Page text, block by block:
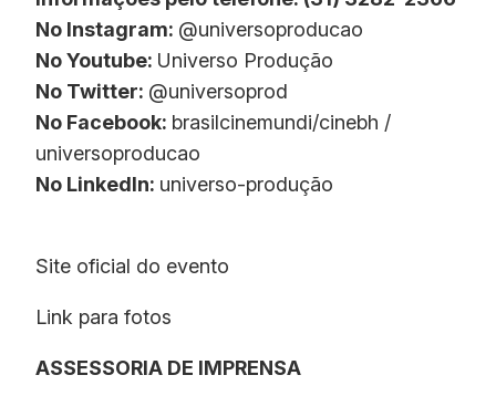
No Instagram: @universoproducao
No Youtube: Universo Produção
No Twitter: @universoprod
No Facebook: brasilcinemundi/cinebh /
universoproducao
No LinkedIn: universo-produção
Site oficial do evento
Link para fotos
ASSESSORIA DE IMPRENSA